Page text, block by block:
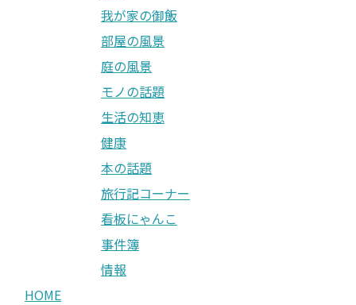
我が家の御飯
部屋の風景
庭の風景
モノの話題
生活の知恵
健康
本の話題
旅行記コーナー
看板にゃんこ
事件簿
情報
HOME